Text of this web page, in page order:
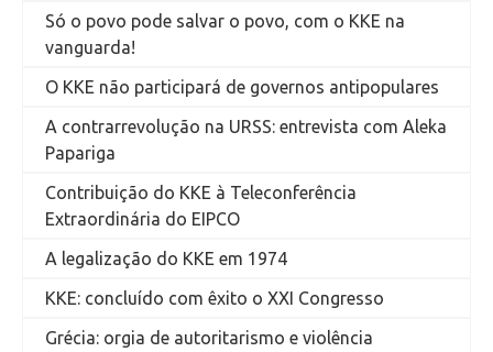
Só o povo pode salvar o povo, com o KKE na
vanguarda!
O KKE não participará de governos antipopulares
A contrarrevolução na URSS: entrevista com Aleka
Papariga
Contribuição do KKE à Teleconferência
Extraordinária do EIPCO
A legalização do KKE em 1974
KKE: concluído com êxito o XXI Congresso
Grécia: orgia de autoritarismo e violência